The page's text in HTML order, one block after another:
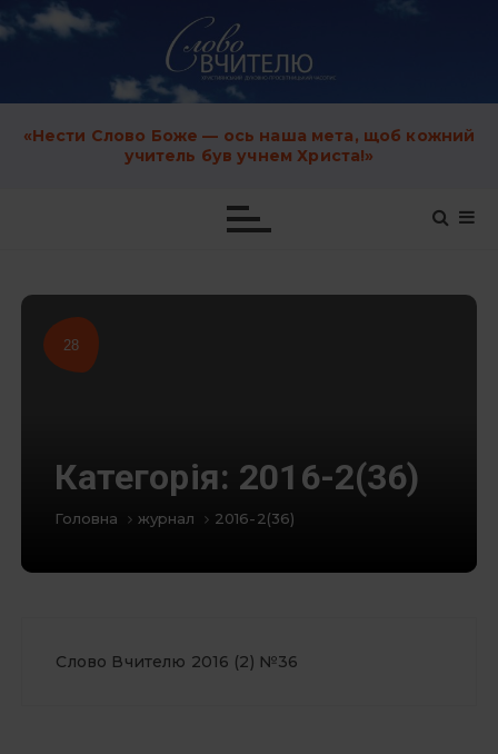
k
o
«Нести Слово Боже — ось наша мета, щоб кожний
учитель був учнем Христа!»
28
Категорія: 2016-2(36)
Головна журнал 2016-2(36)
Слово Вчителю 2016 (2) №36